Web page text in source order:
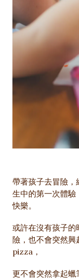
帶著孩子去冒險，
生中的第一次體驗
快樂。
或許在沒有孩子的
險，也不會突然興
pizza，
更不會突然拿起蠟